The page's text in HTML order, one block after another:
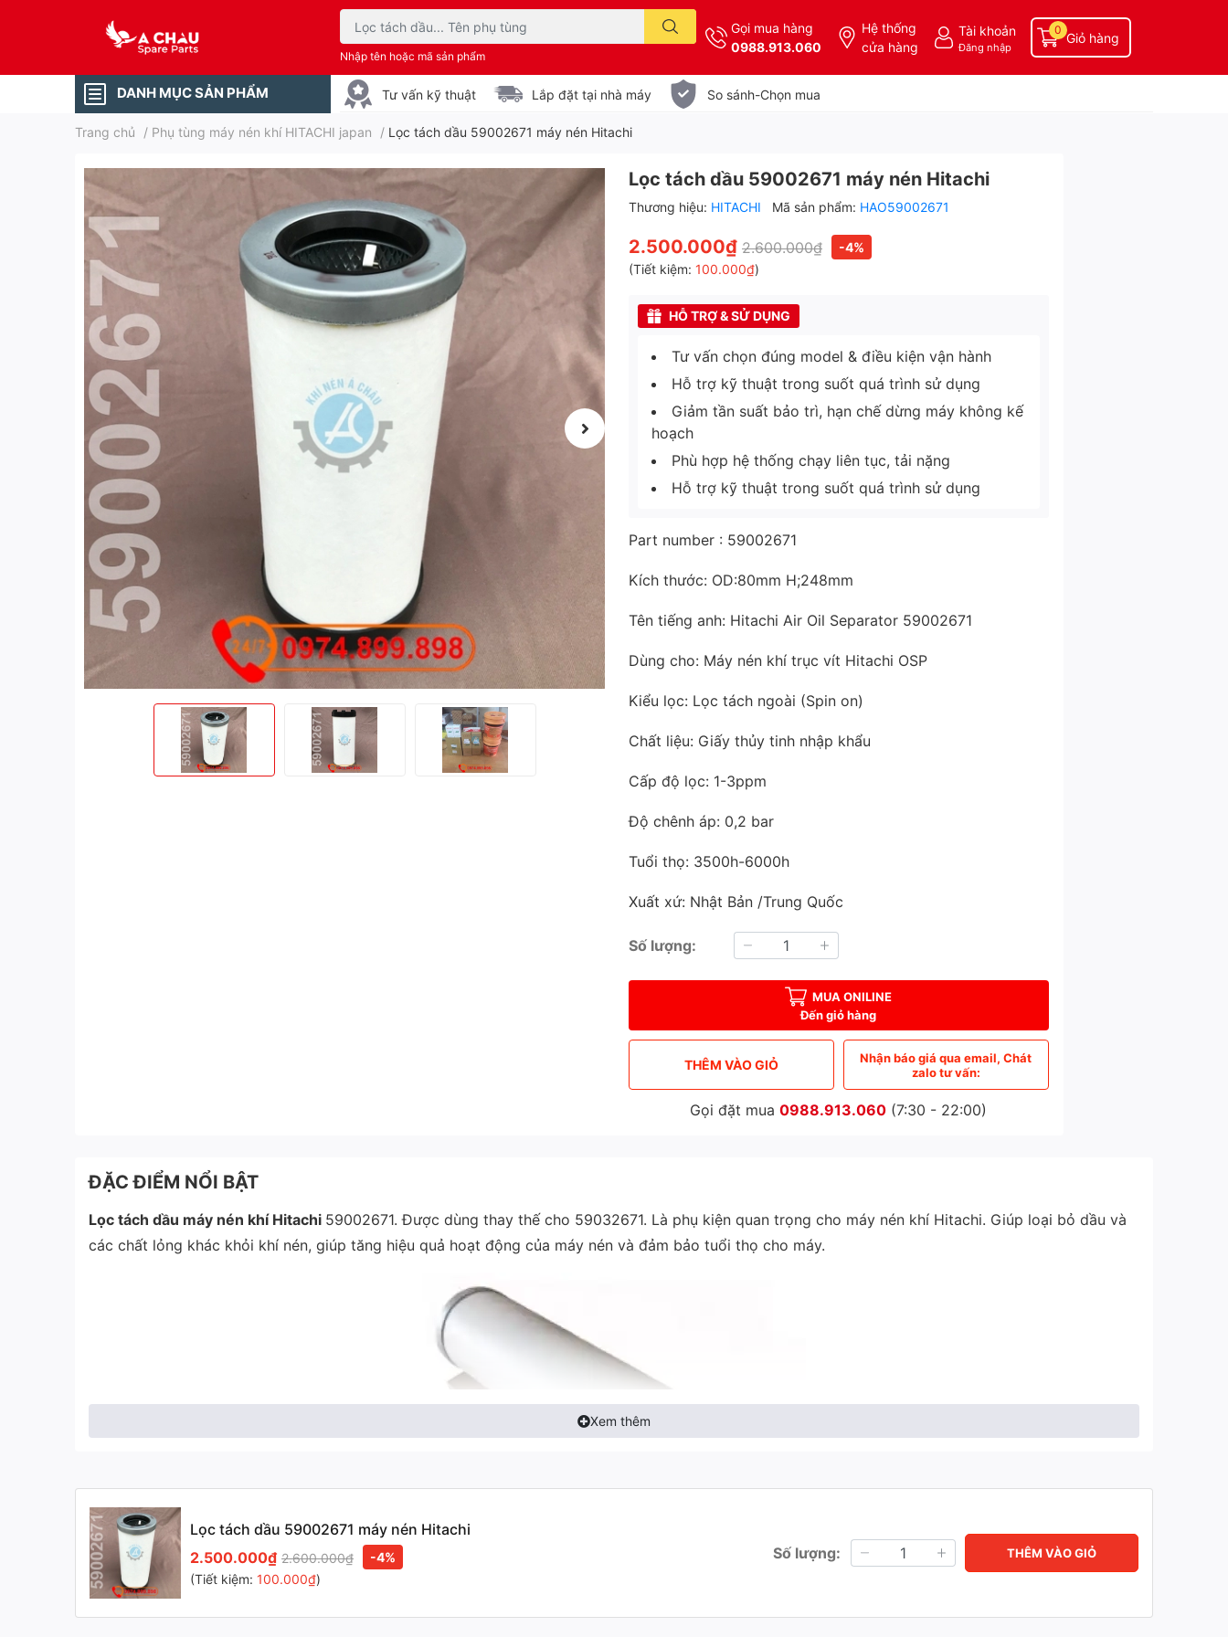
Nhập tên hoặc mã sản phẩm
Gọi mua hàng
0988.913.060
Hệ thống
cửa hàng
Tài khoản
Đăng nhập
Giỏ hàng
0
DANH MỤC SẢN PHẨM Tư vấn kỹ thuật Lắp đặt tại nhà máy So sánh-Chọn mua
Trang chủ / Phụ tùng máy nén khí HITACHI japan / Lọc tách dầu 59002671 máy nén Hitachi
Lọc tách dầu 59002671 máy nén Hitachi
Thương hiệu: HITACHI Mã sản phẩm: HAO59002671
2.500.000₫ 2.600.000₫
-4%
(Tiết kiệm: 100.000₫)
HỖ TRỢ & SỬ DỤNG
Tư vấn chọn đúng model & điều kiện vận hành
Hỗ trợ kỹ thuật trong suốt quá trình sử dụng
Giảm tần suất bảo trì, hạn chế dừng máy không kế
hoạch
Phù hợp hệ thống chạy liên tục, tải nặng
Hỗ trợ kỹ thuật trong suốt quá trình sử dụng
Part number : 59002671
Kích thước: OD:80mm H;248mm
Tên tiếng anh: Hitachi Air Oil Separator 59002671
Dùng cho: Máy nén khí trục vít Hitachi OSP
Kiểu lọc: Lọc tách ngoài (Spin on)
Chất liệu: Giấy thủy tinh nhập khẩu
Cấp độ lọc: 1-3ppm
Độ chênh áp: 0,2 bar
Tuổi thọ: 3500h-6000h
Xuất xứ: Nhật Bản /Trung Quốc
Số lượng:
MUA ONILINE
Đến giỏ hàng
THÊM VÀO GIỎ
Nhận báo giá qua email, Chát
zalo tư vấn:
Gọi đặt mua0988.913.060 (7:30 - 22:00)
ĐẶC ĐIỂM NỔI BẬT
Lọc tách dầu máy nén khí Hitachi 59002671. Được dùng thay thế cho 59032671. Là phụ kiện quan trọng cho máy nén khí Hitachi. Giúp loại bỏ dầu và
các chất lỏng khác khỏi khí nén, giúp tăng hiệu quả hoạt động của máy nén và đảm bảo tuổi thọ cho máy.
Xem thêm
Lọc tách dầu 59002671 máy nén Hitachi
2.500.000₫ 2.600.000₫
-4%
(Tiết kiệm: 100.000₫)
Số lượng: THÊM VÀO GIỎ